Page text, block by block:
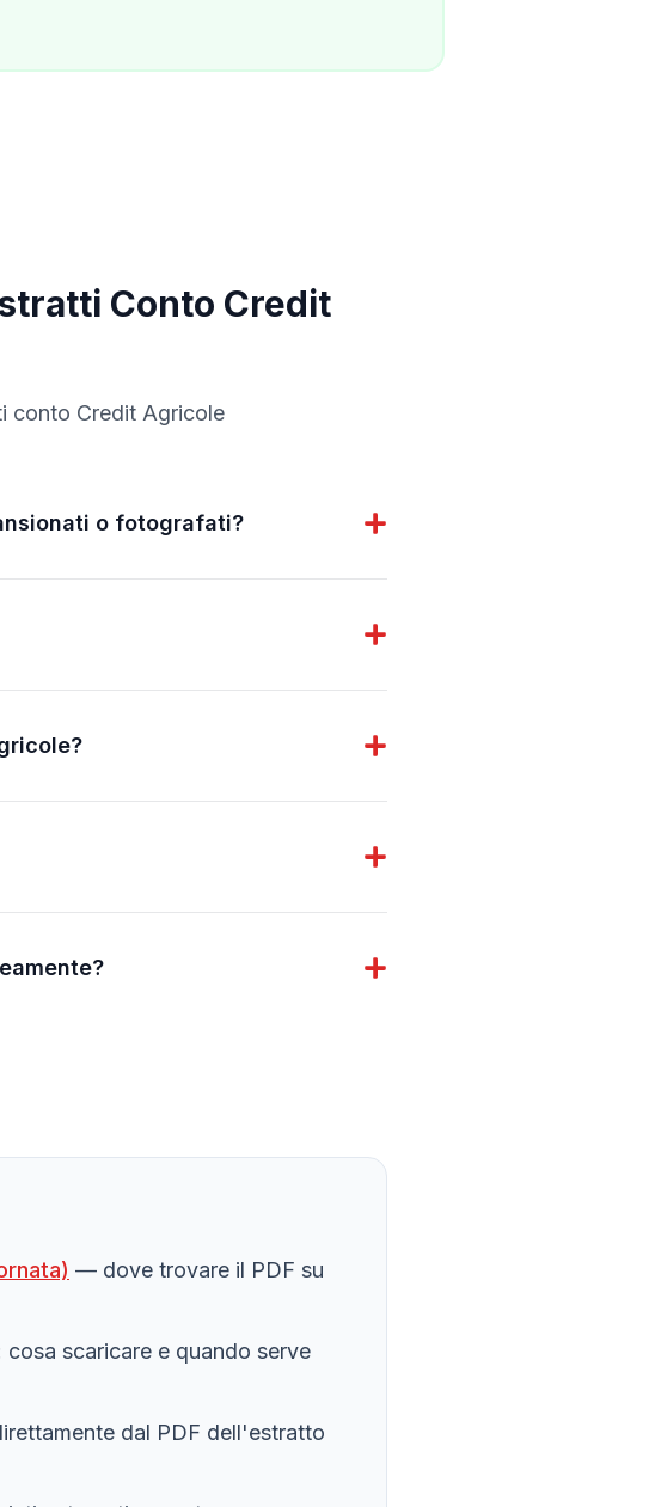
Conto Credit
conto Credit Agricole
o fotografati?
— dove trovare il PDF su
scaricare e quando serve
dal PDF dell'estratto